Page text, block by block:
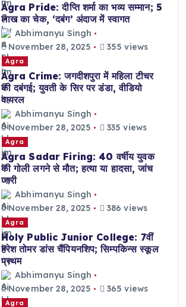
Agra Pride: दीप्ति शर्मा का भव्य सम्मान; 5
लाख का चेक, ‘दबंग’ अंदाज में स्वागत
Abhimanyu Singh
November 28, 2025
355 views
Agra
Agra Crime: जगदीशपुरा में महिला टीचर
की दबंगई; युवती के सिर पर डंडा, वीडियो
वायरल
Abhimanyu Singh
November 28, 2025
335 views
Agra
Agra Sadar Firing: 40 वर्षीय युवक
की गोली लगने से मौत; हत्या या हादसा, जांच
जारी
Abhimanyu Singh
November 28, 2025
386 views
Agra
Holy Public Junior College: 7वीं
हरेश तोमर डांस चैंपियनशिप; सिम्पकिन्स स्कूल
प्रथम
Abhimanyu Singh
November 28, 2025
365 views
Agra